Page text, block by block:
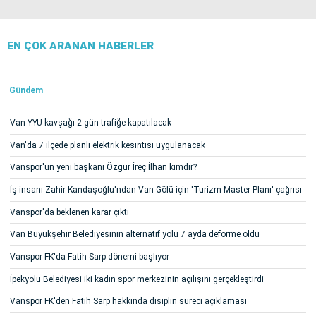
EN ÇOK ARANAN HABERLER
Gündem
Van YYÜ kavşağı 2 gün trafiğe kapatılacak
Van'da 7 ilçede planlı elektrik kesintisi uygulanacak
Vanspor'un yeni başkanı Özgür İreç İlhan kimdir?
İş insanı Zahir Kandaşoğlu'ndan Van Gölü için 'Turizm Master Planı' çağrısı
Vanspor'da beklenen karar çıktı
Van Büyükşehir Belediyesinin alternatif yolu 7 ayda deforme oldu
Vanspor FK'da Fatih Sarp dönemi başlıyor
İpekyolu Belediyesi iki kadın spor merkezinin açılışını gerçekleştirdi
Vanspor FK'den Fatih Sarp hakkında disiplin süreci açıklaması